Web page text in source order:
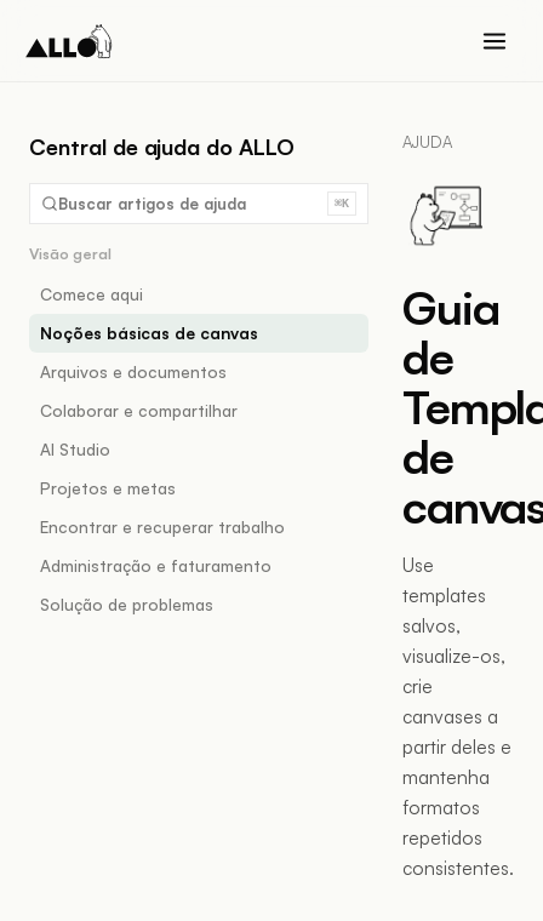
Central de ajuda do ALLO
Buscar artigos de ajuda ⌘K
Visão geral
Comece aqui
Noções básicas de canvas
Arquivos e documentos
Colaborar e compartilhar
AI Studio
Projetos e metas
Encontrar e recuperar trabalho
Administração e faturamento
Solução de problemas
AJUDA
Guia
de
de
Use
templates
salvos,
visualize-os,
crie
canvases a
partir deles e
mantenha
formatos
repetidos
consistentes.